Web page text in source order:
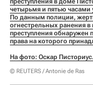
четырьмя и пятью часами
По данным полиции,
огнестрельных ранения в
преступления обнаружен
права на которого
На фото: Оскар Писториус.
© REUTERS / Antonie de Ras